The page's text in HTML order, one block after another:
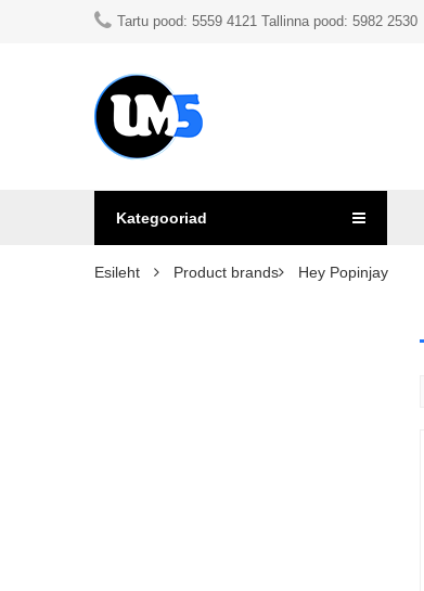
Tartu pood: 5559 4121 Tallinna pood: 5982 2530
Kategooriad
Esileht Product brands Hey Popinjay